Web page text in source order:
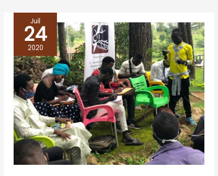
Juil
24
2020
Les
cafés
de
la
CENE
Littéraire
à
N’GAOUNDERE